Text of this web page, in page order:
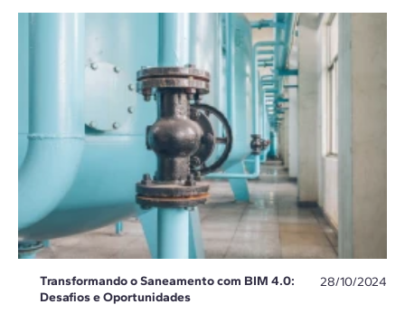
Transformando o Saneamento com BIM 4.0:
Desafios e Oportunidades
28/10/2024